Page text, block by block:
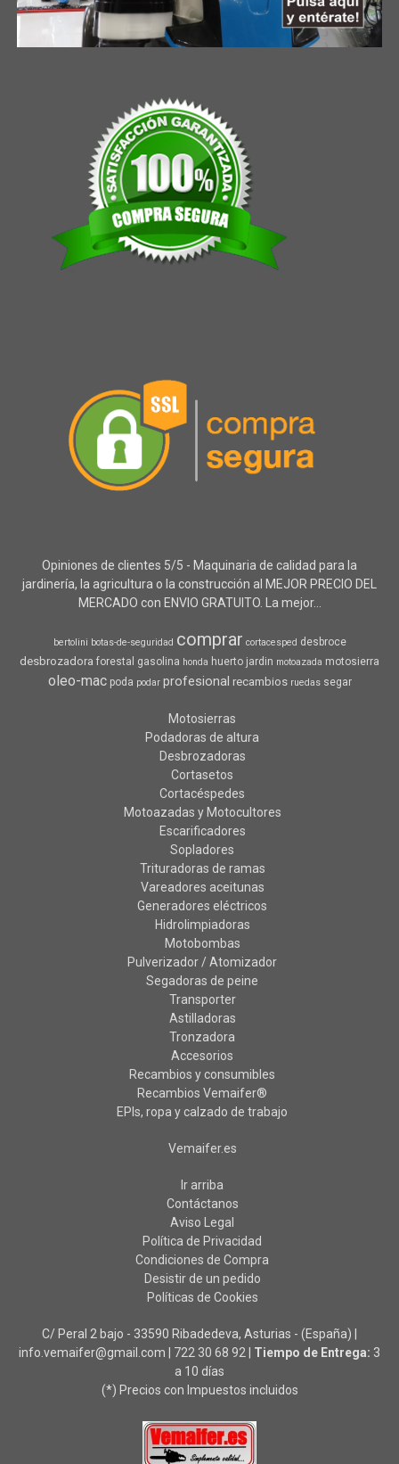
Opiniones de clientes 5/5 - Maquinaria de calidad para la
jardinería, la agricultura o la construcción al MEJOR PRECIO DEL
MERCADO con ENVIO GRATUITO. La mejor...
bertolini botas-de-seguridad comprar cortacesped desbroce
desbrozadora forestal gasolina honda huerto jardin motoazada motosierra
oleo-mac poda podar profesional recambios ruedas segar
Motosierras
Podadoras de altura
Desbrozadoras
Cortasetos
Cortacéspedes
Motoazadas y Motocultores
Escarificadores
Sopladores
Trituradoras de ramas
Vareadores aceitunas
Generadores eléctricos
Hidrolimpiadoras
Motobombas
Pulverizador / Atomizador
Segadoras de peine
Transporter
Astilladoras
Tronzadora
Accesorios
Recambios y consumibles
Recambios Vemaifer®
EPIs, ropa y calzado de trabajo
Vemaifer.es
Ir arriba
Contáctanos
Aviso Legal
Política de Privacidad
Condiciones de Compra
Desistir de un pedido
Políticas de Cookies
C/ Peral 2 bajo - 33590 Ribadedeva, Asturias - (España) |
info.vemaifer@gmail.com | 722 30 68 92 Tiempo de Entrega: 3
a 10 días
(*) Precios con Impuestos incluidos